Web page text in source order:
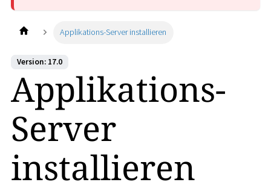
Applikations-Server installieren
Version: 17.0
Applikations-
Server
installieren